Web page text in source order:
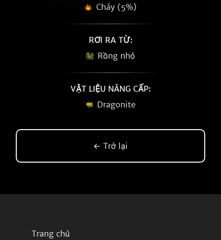
Cháy (5%)
RƠI RA TỪ:
Rồng nhỏ
VẬT LIỆU NÂNG CẤP:
Dragonite
← Trở lại
Trang chủ